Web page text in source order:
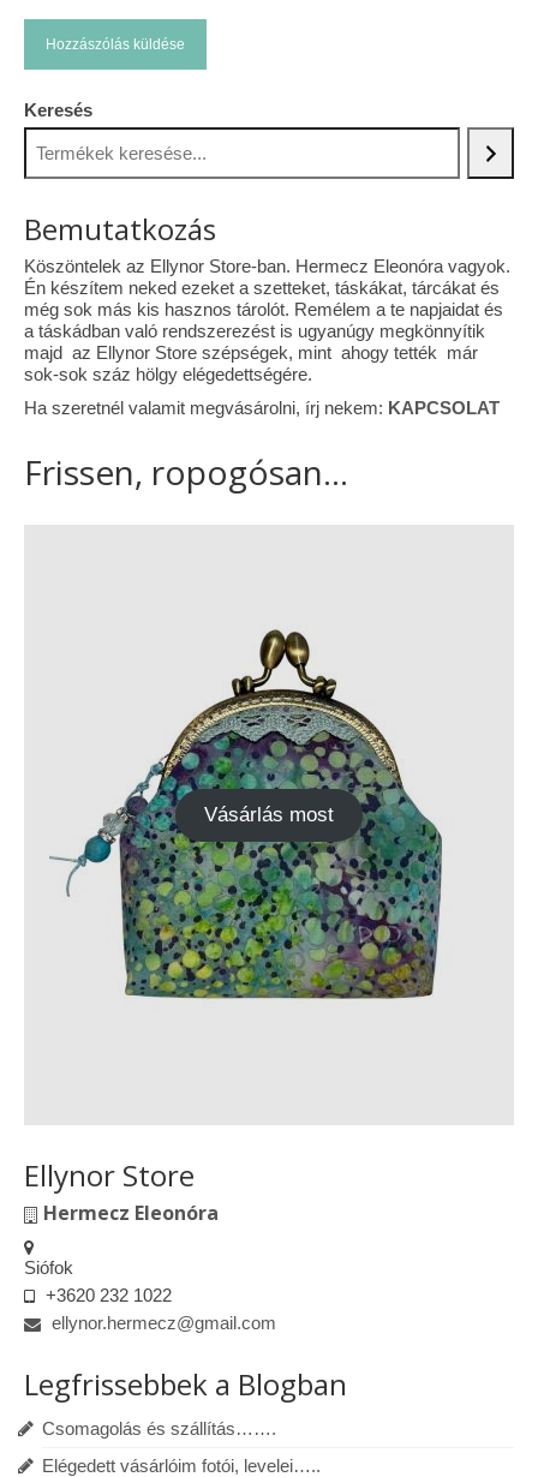
Keresés
Bemutatkozás
Köszöntelek az Ellynor Store-ban. Hermecz Eleonóra vagyok.
Én készítem neked ezeket a szetteket, táskákat, tárcákat és
még sok más kis hasznos tárolót. Remélem a te napjaidat és
a táskádban való rendszerezést is ugyanúgy megkönnyítik
majd az Ellynor Store szépségek, mint ahogy tették már
sok-sok száz hölgy elégedettségére.
Ha szeretnél valamit megvásárolni, írj nekem: KAPCSOLAT
Frissen, ropogósan...
Vásárlás most
Ellynor Store
Hermecz Eleonóra
Siófok
+3620 232 1022
ellynor.hermecz@gmail.com
Legfrissebbek a Blogban
Csomagolás és szállítás…….
Elégedett vásárlóim fotói, levelei…..